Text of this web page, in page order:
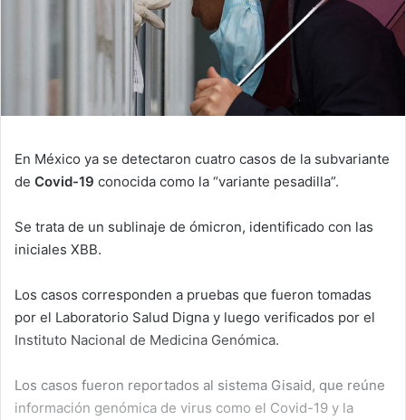
En México ya se detectaron cuatro casos de la subvariante
de Covid-19 conocida como la “variante pesadilla”.
Se trata de un sublinaje de ómicron, identificado con las
iniciales XBB.
Los casos corresponden a pruebas que fueron tomadas
por el Laboratorio Salud Digna y luego verificados por el
Instituto Nacional de Medicina Genómica.
Los casos fueron reportados al sistema Gisaid, que reúne
información genómica de virus como el Covid-19 y la